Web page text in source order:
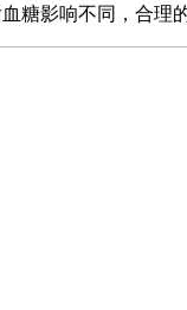
影响不同，合理